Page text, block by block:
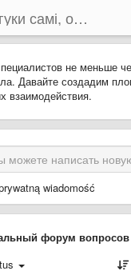
Пишемо відгуки самі, обговорюємо інші ідеї та пропозиції до Громадського Телебачення
не меньше
Давайте создадим
взаимодействия.
wiadomość
форум вопросов